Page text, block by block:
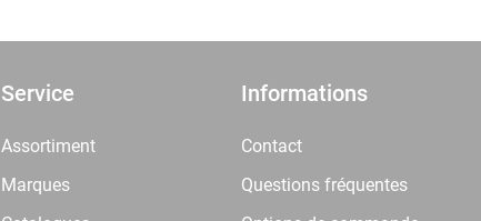
Service
Assortiment
Marques
Informations
Contact
Questions fréquentes